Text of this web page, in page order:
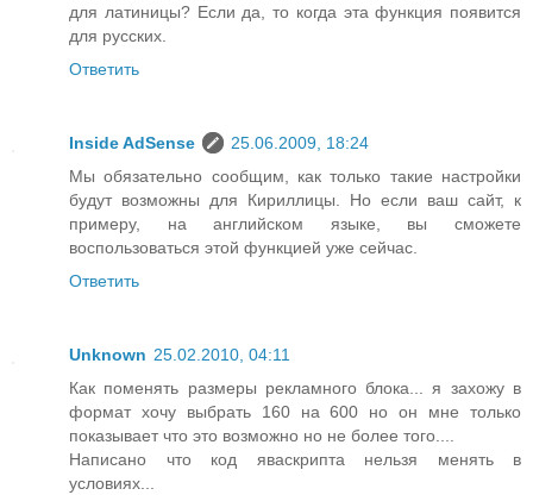
для латиницы? Если да, то когда эта функция появится
для русских.
Ответить
Inside AdSense
25.06.2009, 18:24
Мы обязательно сообщим, как только такие настройки
будут возможны для Кириллицы. Но если ваш сайт, к
примеру, на английском языке, вы сможете
воспользоваться этой функцией уже сейчас.
Ответить
Unknown 25.02.2010, 04:11
Как поменять размеры рекламного блока... я захожу в
формат хочу выбрать 160 на 600 но он мне только
показывает что это возможно но не более того....
Написано что код яваскрипта нельзя менять в
условиях...